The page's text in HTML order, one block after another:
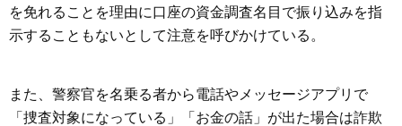
を免れることを理由に口座の資金調査名目で振り込みを指
示することもないとして注意を呼びかけている。
また、警察官を名乗る者から電話やメッセージアプリで
「捜査対象になっている」「お金の話」が出た場合は詐欺